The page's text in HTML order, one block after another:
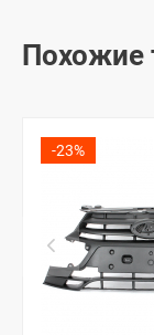
Похожие
-23%